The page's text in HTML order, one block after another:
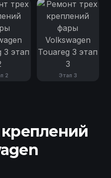
2 Этап 3